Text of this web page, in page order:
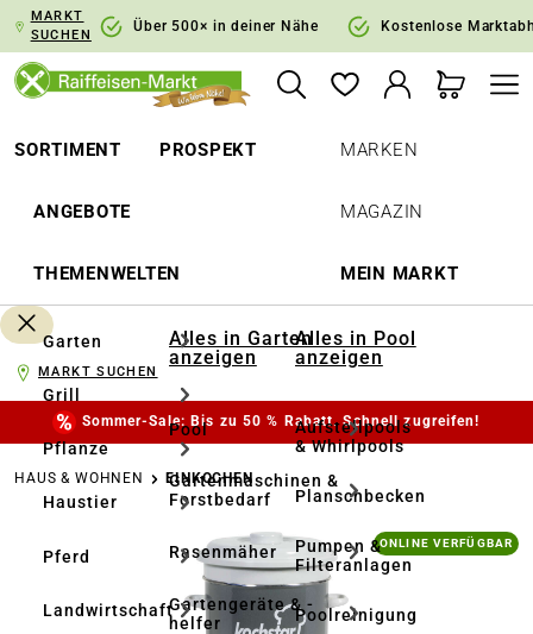
Zur Hauptnavigation springen
MARKT
SUCHEN
Über 500× in deiner Nähe Kostenlose
SORTIMENT PROSPEKT
ANGEBOTE
THEMENWELTEN
MARKEN
MAGAZIN
MEIN MARKT
Garten
Grill
Pflanze
Haustier
Pferd
Landwirtschaft
Alles in Garten
anzeigen
Pool
Gartenmaschinen &
Forstbedarf
Rasenmäher
Gartengeräte & -
helfer
Alles in Pool
anzeigen
Aufstellpools
& Whirlpools
Planschbecken
Pumpen &
Filteranlagen
Poolreinigung
MARKT SUCHEN
Sommer-Sale: Bis zu 50 % Rabatt. Schnell zugreifen!
HAUS & WOHNEN EINKOCHEN
Bildergalerie überspringen ONLINE VERFÜGBAR